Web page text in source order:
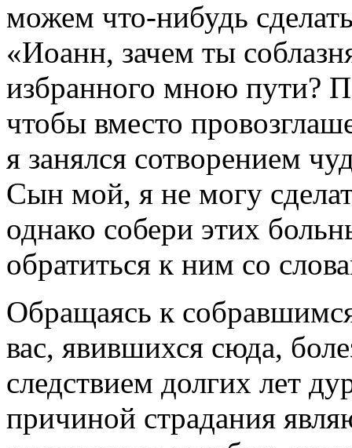
можем что-нибудь
«Иоанн, зачем ты
избранного мною пути?
чтобы вместо
я занялся сотворением
Сын мой, я не могу
однако собери этих
обратиться к ним со
Обращаясь к
вас, явившихся сюда,
следствием долгих лет
причиной страдания